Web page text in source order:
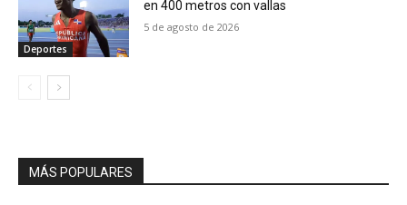
Deportes
en 400 metros con vallas
5 de agosto de 2026
MÁS POPULARES